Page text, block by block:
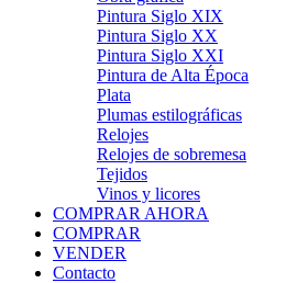
Pintura Siglo XIX
Pintura Siglo XX
Pintura Siglo XXI
Pintura de Alta Época
Plata
Plumas estilográficas
Relojes
Relojes de sobremesa
Tejidos
Vinos y licores
COMPRAR AHORA
COMPRAR
VENDER
Contacto